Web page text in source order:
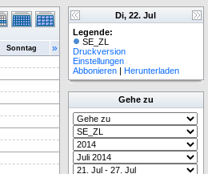
Sonntag »
Di, 22. Jul
Legende:
SE_ZL
Druckversion
Einstellungen
Abbonieren | Herunterladen
Gehe zu